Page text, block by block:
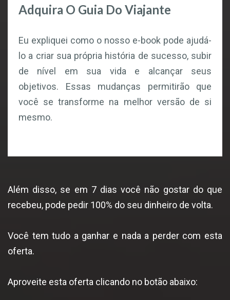
Adquira O Guia Do Viajante
Eu expliquei como o nosso e-book pode ajudá-
lo a criar sua própria história de sucesso, subir
de nível em sua vida e alcançar seus
objetivos. Essas mudanças permitirão que
você se transforme na melhor versão de si
mesmo.
Além disso, se em 7 dias você não gostar do que
recebeu, pode pedir 100% do seu dinheiro de volta.
Você tem tudo a ganhar e nada a perder com esta
oferta.
Aproveite esta oferta clicando no botão abaixo: